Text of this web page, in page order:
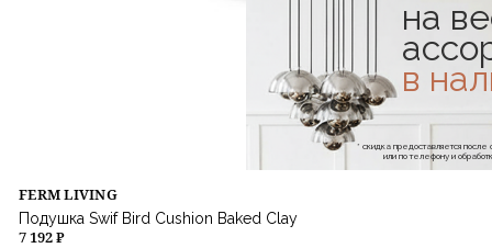
FERM LIVING
Подушка Swif Bird Cushion Baked Clay
7 192 ₽
на
в
* скидка предоставляется
или по телефону и